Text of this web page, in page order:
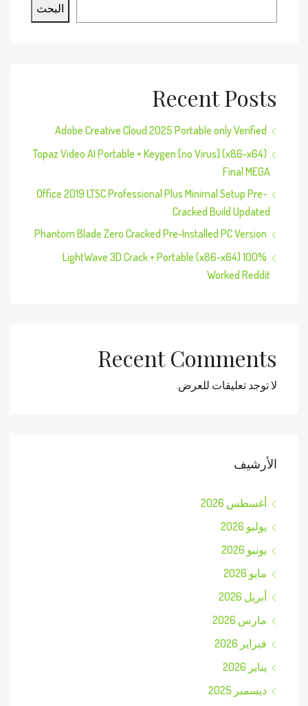
البحث
Recent Posts
Adobe Creative Cloud 2025 Portable only Verified
Topaz Video AI Portable + Keygen [no Virus] (x86-x64)
Final MEGA
Office 2019 LTSC Professional Plus Minimal Setup Pre-
Cracked Build Updated
Phantom Blade Zero Cracked Pre-Installed PC Version
LightWave 3D Crack + Portable (x86-x64) 100%
Worked Reddit
Recent Comments
لا توجد تعليقات للعرض.
الأرشيف
أغسطس 2026
يوليو 2026
يونيو 2026
مايو 2026
أبريل 2026
مارس 2026
فبراير 2026
يناير 2026
ديسمبر 2025